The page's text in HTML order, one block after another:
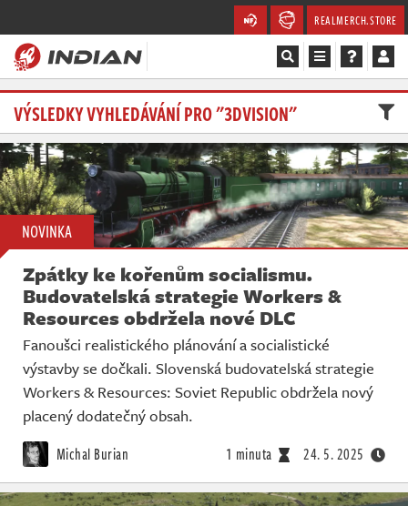
REALMERCH.STORE
Magazín
Recenze
Videa
Soutěže
Databáze
Komunita
Redakce
Živě
VÝSLEDKY VYHLEDÁVÁNÍ PRO "3DVISION"
NOVINKA
Zpátky ke kořenům socialismu.
Budovatelská strategie Workers &
Resources obdržela nové DLC
Fanoušci realistického plánování a socialistické
výstavby se dočkali. Slovenská budovatelská strategie
Workers & Resources: Soviet Republic obdržela nový
placený dodatečný obsah.
Michal Burian 1 minuta 24. 5. 2025